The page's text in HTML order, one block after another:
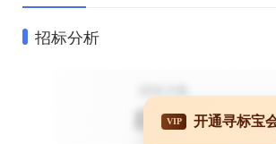
招标分析
VIP 开通寻标宝